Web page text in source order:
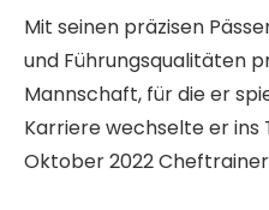
Mit seinen präzisen
und Führungsqualitäten
Mannschaft, für die er
Karriere wechselte er ins
Oktober 2022